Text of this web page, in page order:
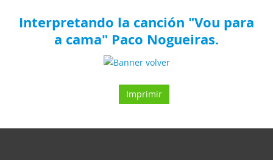
Interpretando la canción "Vou para
a cama" Paco Nogueiras.
Imprimir